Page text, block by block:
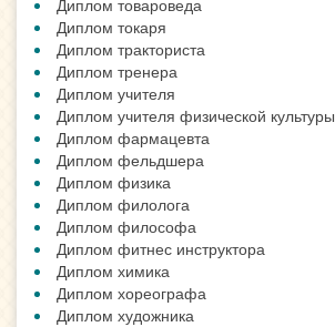
Диплом товароведа
Диплом токаря
Диплом тракториста
Диплом тренера
Диплом учителя
Диплом учителя физической культуры
Диплом фармацевта
Диплом фельдшера
Диплом физика
Диплом филолога
Диплом философа
Диплом фитнес инструктора
Диплом химика
Диплом хореографа
Диплом художника